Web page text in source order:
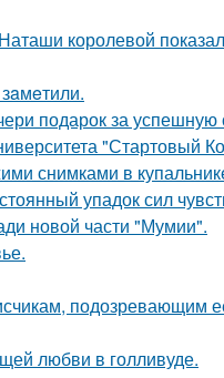
королевой
подарок за успешную
"Стартовый
снимками в
упадок сил
новой части "Мумии".
подозревающим
любви в голливуде.